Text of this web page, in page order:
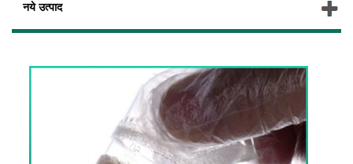
नये उत्पाद